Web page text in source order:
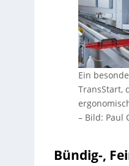
Ein
TransStart,
– Bild: Paul
Bündig-,